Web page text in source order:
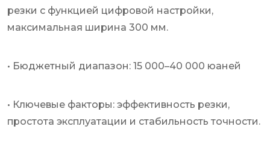
резки с функцией цифровой настройки,
максимальная ширина 300 мм.
• Бюджетный диапазон: 15 000–40 000 юаней
• Ключевые факторы: эффективность резки,
простота эксплуатации и стабильность точности.